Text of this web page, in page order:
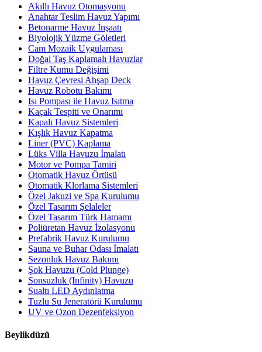
Akıllı Havuz Otomasyonu
Anahtar Teslim Havuz Yapımı
Betonarme Havuz İnşaatı
Biyolojik Yüzme Göletleri
Cam Mozaik Uygulaması
Doğal Taş Kaplamalı Havuzlar
Filtre Kumu Değişimi
Havuz Çevresi Ahşap Deck
Havuz Robotu Bakımı
Isı Pompası ile Havuz Isıtma
Kaçak Tespiti ve Onarımı
Kapalı Havuz Sistemleri
Kışlık Havuz Kapatma
Liner (PVC) Kaplama
Lüks Villa Havuzu İmalatı
Motor ve Pompa Tamiri
Otomatik Havuz Örtüsü
Otomatik Klorlama Sistemleri
Özel Jakuzi ve Spa Kurulumu
Özel Tasarım Şelaleler
Özel Tasarım Türk Hamamı
Poliüretan Havuz İzolasyonu
Prefabrik Havuz Kurulumu
Sauna ve Buhar Odası İmalatı
Sezonluk Havuz Bakımı
Şok Havuzu (Cold Plunge)
Sonsuzluk (Infinity) Havuzu
Sualtı LED Aydınlatma
Tuzlu Su Jeneratörü Kurulumu
UV ve Ozon Dezenfeksiyon
Beylikdüzü